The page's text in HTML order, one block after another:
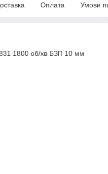
Оплата Умови
1800 об/хв БЗП 10 мм